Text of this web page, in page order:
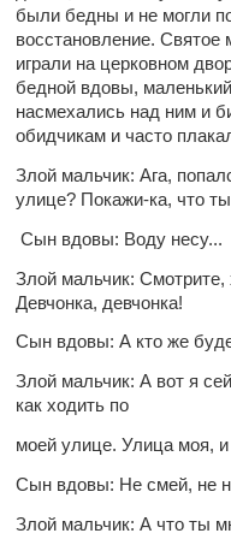
были бедны и не могли
восстановление. Святое
играли на церковном
бедной вдовы,
насмехались над ним и
обидчикам и часто
Злой мальчик: Ага,
улице? Покажи-ка, что
Сын вдовы: Воду несу...
Злой мальчик: Смотрите,
Девчонка, девчонка!
Сын вдовы: А кто же
Злой мальчик: А вот я
как ходить по
моей улице. Улица моя,
Сын вдовы: Не смей, не
Злой мальчик: А что ты